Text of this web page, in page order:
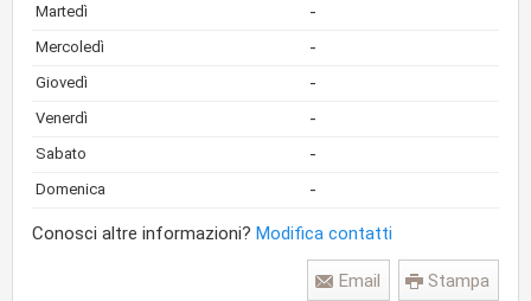
Martedì -
Mercoledì -
Giovedì -
Venerdì -
Sabato -
Domenica -
Conosci altre informazioni? Modifica contatti
Stampa
Email